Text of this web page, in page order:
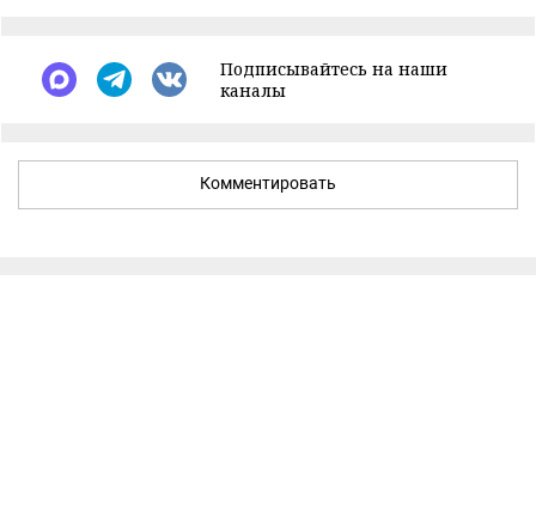
Подписывайтесь на наши
каналы
Комментировать